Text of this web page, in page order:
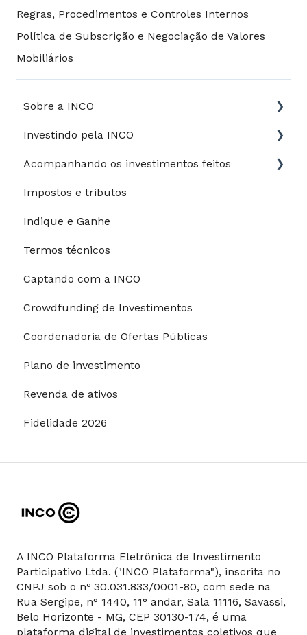
Regras, Procedimentos e Controles Internos
Política de Subscrição e Negociação de Valores
Mobiliários
Sobre a INCO
Jurídico
Investindo pela INCO
Perfil de risco
Guia do Investidor
Depósitos e saques
Processo de investimento
Modalidades de pagamento
Riscos e garantias
Restrições para investimentos
Acompanhando os investimentos feitos
Meus investimentos
Meu desempenho
Impostos e tributos
Indique e Ganhe
Termos técnicos
Captando com a INCO
Crowdfunding de Investimentos
Coordenadoria de Ofertas Públicas
Plano de investimento
Revenda de ativos
Fidelidade 2026
A INCO Plataforma Eletrônica de Investimento
Participativo Ltda. ("INCO Plataforma"), inscrita no
CNPJ sob o nº 30.031.833/0001-80, com sede na
Rua Sergipe, n° 1440, 11° andar, Sala 11116, Savassi,
Belo Horizonte - MG, CEP 30130-174, é uma
plataforma digital de investimentos coletivos que